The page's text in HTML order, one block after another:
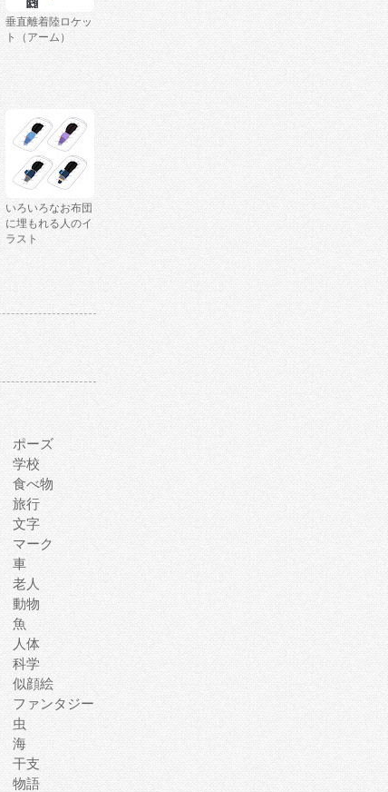
垂直離着陸ロケッ
ト（アーム）
いろいろなお布団
に埋もれる人のイ
ラスト
ポーズ
学校
食べ物
旅行
文字
マーク
車
老人
動物
魚
人体
科学
似顔絵
ファンタジー
虫
海
干支
物語